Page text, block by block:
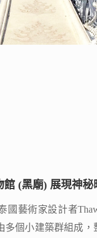
館 (黑廟) 展現神秘
國藝術家設計者
多個小建築群組成，
館 (黑廟) 展現神秘
國藝術家設計者
多個小建築群組成，